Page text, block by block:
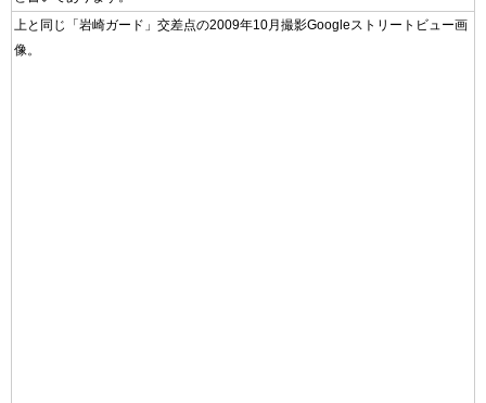
上と同じ「岩崎ガード」交差点の2009年10月撮影Googleストリートビュー画
像。